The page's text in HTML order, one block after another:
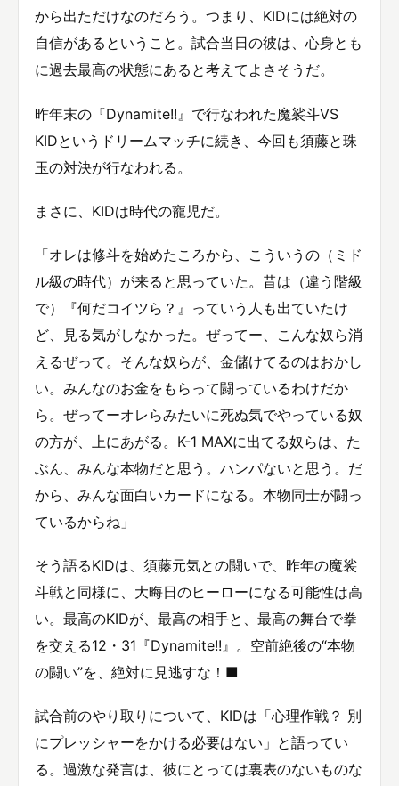
から出ただけなのだろう。つまり、KIDには絶対の
自信があるということ。試合当日の彼は、心身とも
に過去最高の状態にあると考えてよさそうだ。
昨年末の『Dynamite!!』で行なわれた魔裟斗VS
KIDというドリームマッチに続き、今回も須藤と珠
玉の対決が行なわれる。
まさに、KIDは時代の寵児だ。
「オレは修斗を始めたころから、こういうの（ミド
ル級の時代）が来ると思っていた。昔は（違う階級
で）『何だコイツら？』っていう人も出ていたけ
ど、見る気がしなかった。ぜってー、こんな奴ら消
えるぜって。そんな奴らが、金儲けてるのはおかし
い。みんなのお金をもらって闘っているわけだか
ら。ぜってーオレらみたいに死ぬ気でやっている奴
の方が、上にあがる。K-1 MAXに出てる奴らは、た
ぶん、みんな本物だと思う。ハンパないと思う。だ
から、みんな面白いカードになる。本物同士が闘っ
ているからね」
そう語るKIDは、須藤元気との闘いで、昨年の魔裟
斗戦と同様に、大晦日のヒーローになる可能性は高
い。最高のKIDが、最高の相手と、最高の舞台で拳
を交える12・31『Dynamite!!』。空前絶後の“本物
の闘い”を、絶対に見逃すな！■
試合前のやり取りについて、KIDは「心理作戦？ 別
にプレッシャーをかける必要はない」と語ってい
る。過激な発言は、彼にとっては裏表のないものな